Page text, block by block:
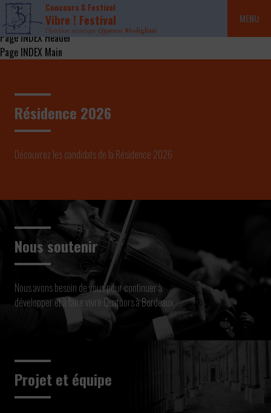
Concours & Festival
Vibre ! Festival
Direction artistique Quatuor Modigliani
MENU
Page INDEX Header
Page INDEX Main
Résidence 2026
Découvrez les candidats de la Résidence 2026
Nous soutenir
Nous avons besoin de vous pour continuer à
développer et à faire vivre Quatuors à Bordeaux
Projet et équipe